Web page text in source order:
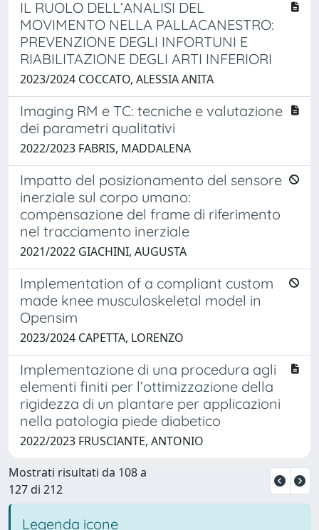
IL RUOLO DELL’ANALISI DEL
MOVIMENTO NELLA PALLACANESTRO:
PREVENZIONE DEGLI INFORTUNI E
RIABILITAZIONE DEGLI ARTI INFERIORI
2023/2024 COCCATO, ALESSIA ANITA
Imaging RM e TC: tecniche e valutazione
dei parametri qualitativi
2022/2023 FABRIS, MADDALENA
Impatto del posizionamento del sensore
inerziale sul corpo umano:
compensazione del frame di riferimento
nel tracciamento inerziale
2021/2022 GIACHINI, AUGUSTA
Implementation of a compliant custom
made knee musculoskeletal model in
Opensim
2023/2024 CAPETTA, LORENZO
Implementazione di una procedura agli
elementi finiti per l’ottimizzazione della
rigidezza di un plantare per applicazioni
nella patologia piede diabetico
2022/2023 FRUSCIANTE, ANTONIO
Mostrati risultati da 108 a
127 di 212
Legenda icone